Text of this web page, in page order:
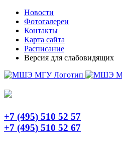
Skip
content
TelegramНовости
Фотогалереи
Контакты
Карта сайта
Расписание
Версия для слабовидящих
+7 (495) 510 52 57
+7 (495) 510 52 67